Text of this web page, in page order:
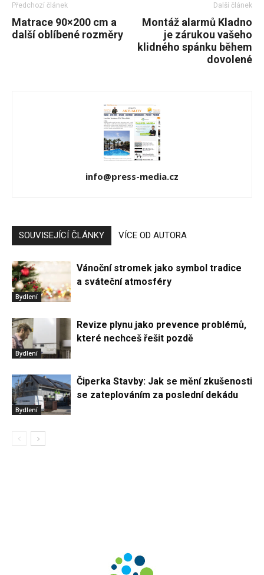
Předchozí článek
Matrace 90×200 cm a
další oblíbené rozměry
Další článek
Montáž alarmů Kladno
je zárukou vašeho
klidného spánku během
dovolené
info@press-media.cz
SOUVISEJÍCÍ ČLÁNKY VÍCE OD AUTORA
Bydlení
Vánoční stromek jako symbol tradice
a sváteční atmosféry
Bydlení
Revize plynu jako prevence problémů,
které nechceš řešit pozdě
Bydlení
Čiperka Stavby: Jak se mění zkušenosti
se zateplováním za poslední dekádu